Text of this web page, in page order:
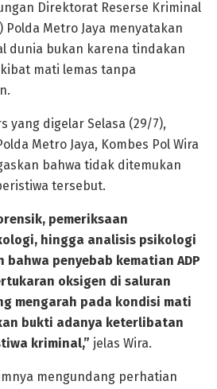
Direktorat Reserse Kriminal
Metro Jaya menyatakan
dunia bukan karena tindakan
mati lemas tanpa
yang digelar Selasa (29/7),
Metro Jaya, Kombes Pol Wira
bahwa tidak ditemukan
tersebut.
pemeriksaan
hingga analisis psikologi
penyebab kematian ADP
oksigen di saluran
mengarah pada kondisi mati
bukti adanya keterlibatan
kriminal,” jelas Wira.
mengundang perhatian